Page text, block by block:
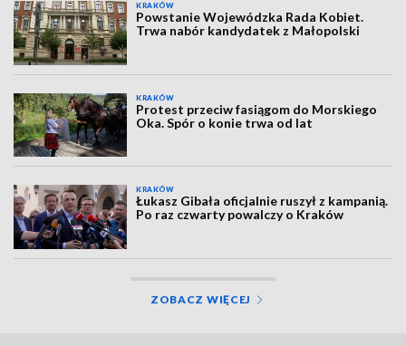
KRAKÓW
Powstanie Wojewódzka Rada Kobiet.
Trwa nabór kandydatek z Małopolski
KRAKÓW
Protest przeciw fasiągom do Morskiego
Oka. Spór o konie trwa od lat
KRAKÓW
Łukasz Gibała oficjalnie ruszył z kampanią.
Po raz czwarty powalczy o Kraków
ZOBACZ WIĘCEJ